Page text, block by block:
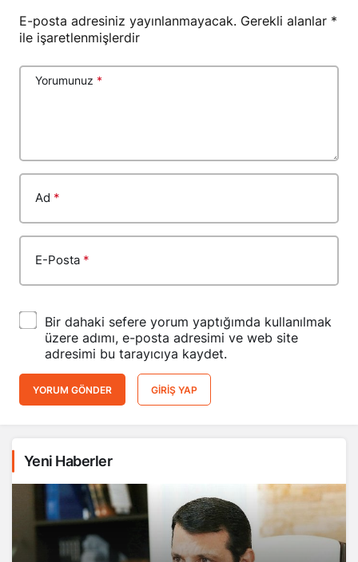
E-posta adresiniz yayınlanmayacak. Gerekli alanlar *
ile işaretlenmişlerdir
Yorumunuz *
Ad *
E-Posta *
Bir dahaki sefere yorum yaptığımda kullanılmak
üzere adımı, e-posta adresimi ve web site
adresimi bu tarayıcıya kaydet.
YORUM GÖNDER GIRIŞ YAP
Yeni Haberler